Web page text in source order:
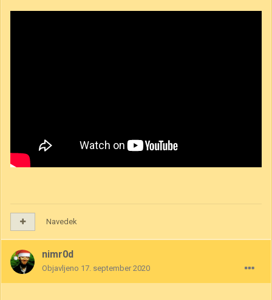
Navedek
nimr0d
Objavljeno 17. september 2020